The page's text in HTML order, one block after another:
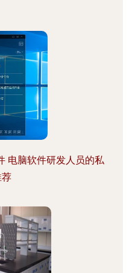
电脑软件研发人员的私
荐